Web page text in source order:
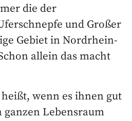
die der
und Großer
Gebiet in Nordrhein-
allein das macht
wenn es ihnen gut
Lebensraum